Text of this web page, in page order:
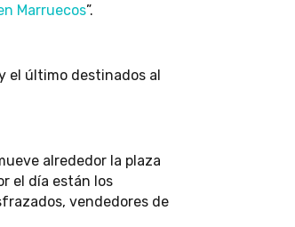
Marruecos”.
el último destinados al
alrededor la plaza
el día están los
vendedores de